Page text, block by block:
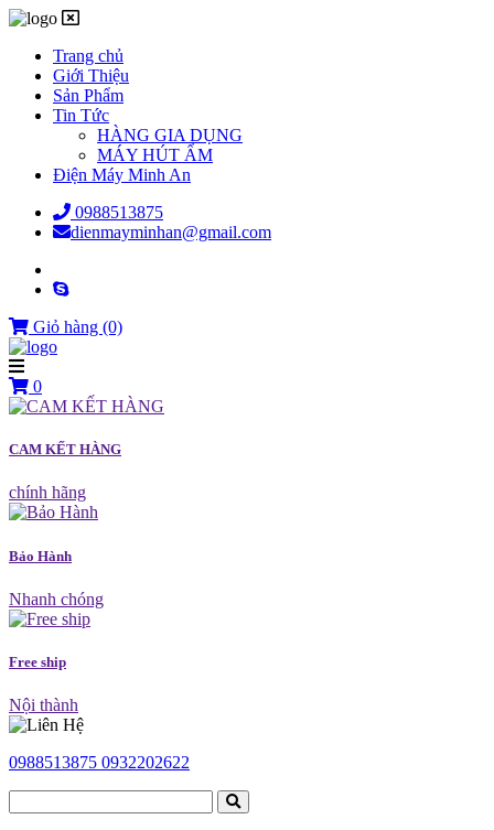
Trang chủ
Giới Thiệu
Sản Phẩm
Tin Tức
HÀNG GIA DỤNG
MÁY HÚT ẨM
Điện Máy Minh An
0988513875
dienmayminhan@gmail.com
Giỏ hàng (0)
0
CAM KẾT HÀNG
chính hãng
Bảo Hành
Nhanh chóng
Free ship
Nội thành
0988513875 0932202622